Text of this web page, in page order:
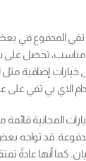
المدفوع في
تحصل على
إضافية مثل
الاي بي تفي
المجانية
قد تواجه
كما أنها عادةً